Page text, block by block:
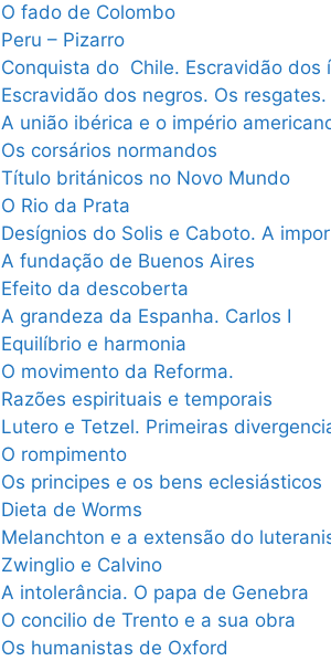
O fado de Colombo
Peru – Pizarro
Conquista do Chile. Escravidão dos
Escravidão dos negros. Os
A união ibérica e o império
Os corsários normandos
Título británicos no Novo Mundo
O Rio da Prata
Desígnios do Solis e Caboto. A
A fundação de Buenos Aires
Efeito da descoberta
A grandeza da Espanha. Carlos I
Equilíbrio e harmonia
O movimento da Reforma.
Razões espirituais e temporais
Lutero e Tetzel. Primeiras
O rompimento
Os principes e os bens eclesiásticos
Dieta de Worms
Melanchton e a extensão do
Zwinglio e Calvino
A intolerância. O papa de Genebra
O concilio de Trento e a sua obra
Os humanistas de Oxford